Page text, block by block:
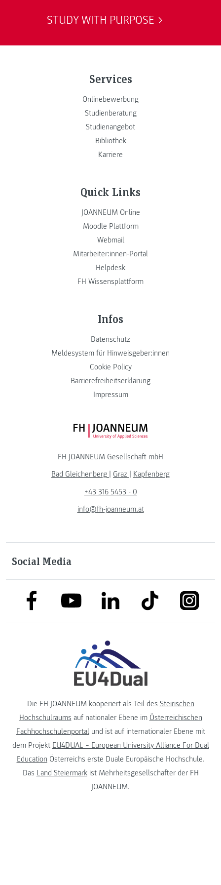
STUDY WITH PURPOSE
Services
Onlinebewerbung
Studienberatung
Studienangebot
Bibliothek
Karriere
Quick Links
JOANNEUM Online
Moodle Plattform
Webmail
Mitarbeiter:innen-Portal
Helpdesk
FH Wissensplattform
Infos
Datenschutz
Meldesystem für Hinweisgeber:innen
Cookie Policy
Barrierefreiheitserklärung
Impressum
FH JOANNEUM Logo
FH JOANNEUM Gesellschaft mbH
Bad Gleichenberg
Graz
Kapfenberg
+43 316 5453 - 0
info@fh-joanneum.at
Social Media
link to facebooklink to youtubelink to linkedinlink to tiktok
Die FH JOANNEUM kooperiert als Teil des Steirischen
Hochschulraums auf nationaler Ebene im Österreichischen
Fachhochschulenportalund ist auf internationaler Ebene mit
dem Projekt EU4DUAL – European University Alliance For Dual
Education Österreichs erste Duale Europäische Hochschule.
Das Land Steiermarkist Mehrheitsgesellschafter der FH
JOANNEUM.